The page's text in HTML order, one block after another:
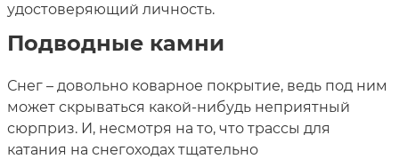
удостоверяющий личность.
Подводные камни
Снег – довольно коварное покрытие, ведь под ним
может скрываться какой-нибудь неприятный
сюрприз. И, несмотря на то, что трассы для
катания на снегоходах тщательно